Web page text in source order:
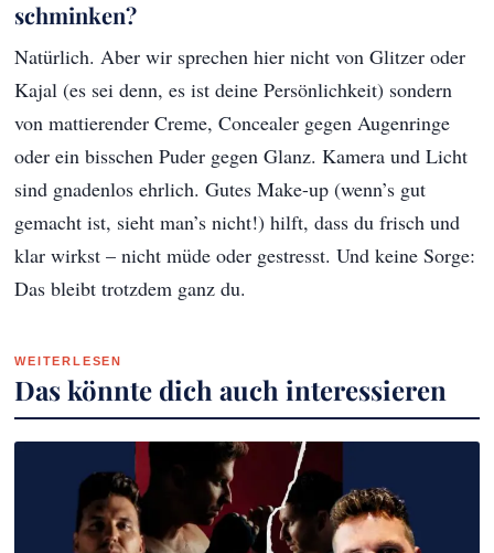
schminken?
Natürlich. Aber wir sprechen hier nicht von Glitzer oder
Kajal (es sei denn, es ist deine Persönlichkeit) sondern
von mattierender Creme, Concealer gegen Augenringe
oder ein bisschen Puder gegen Glanz. Kamera und Licht
sind gnadenlos ehrlich. Gutes Make-up (wenn’s gut
gemacht ist, sieht man’s nicht!) hilft, dass du frisch und
klar wirkst – nicht müde oder gestresst. Und keine Sorge:
Das bleibt trotzdem ganz du.
WEITERLESEN
Das könnte dich auch interessieren